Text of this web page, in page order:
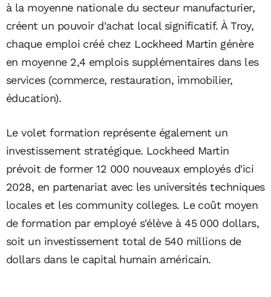
à la moyenne nationale du secteur manufacturier,
créent un pouvoir d'achat local significatif. À Troy,
chaque emploi créé chez Lockheed Martin génère
en moyenne 2,4 emplois supplémentaires dans les
services (commerce, restauration, immobilier,
éducation).
Le volet formation représente également un
investissement stratégique. Lockheed Martin
prévoit de former 12 000 nouveaux employés d'ici
2028, en partenariat avec les universités techniques
locales et les community colleges. Le coût moyen
de formation par employé s'élève à 45 000 dollars,
soit un investissement total de 540 millions de
dollars dans le capital humain américain.